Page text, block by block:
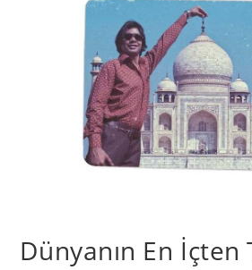
Dünyanın En İçten